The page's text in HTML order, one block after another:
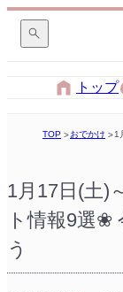
トップ
TOP おでかけ 1
1月17日(土)
ト情報9選❀
う